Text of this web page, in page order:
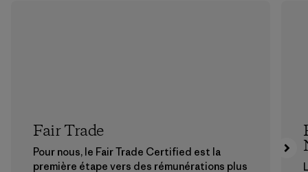
Fair Trade
Pour nous, le Fair Trade Certified est la
première étape vers des rémunérations plus